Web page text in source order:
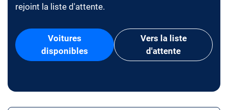
rejoint la liste d'attente.
Voitures
disponibles
Vers la liste
d'attente